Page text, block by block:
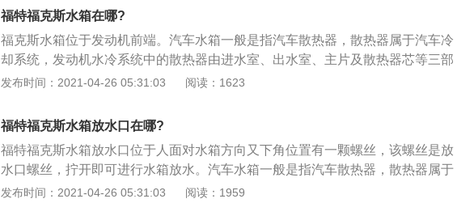
嘶嘶声，等到声音消失后再打开；2、将适量的冷却液加注在冷却液膨胀罐内，
达到膨胀罐MAX和MIN刻度之间的位置；3、在冷却液膨胀罐盖打开的情况下，
启动发动机；4、启动发动机后，罐内冷却液会慢慢减少，这时候再添加适量的
冷却液到膨胀罐内，直至液面达到冷却液膨胀罐MAX和MIN度之间的位置；5、
重新装上盖子，确保压力盖用手拧紧并完全入位。
福特福克斯水箱在哪?
福克斯水箱位于发动机前端。汽车水箱一般是指汽车散热器，散热器属于汽车冷
却系统，发动机水冷系统中的散热器由进水室、出水室、主片及散热器芯等三部
分构成。汽车水箱加水步骤如下：1、逆时针方向转动压力盖，如果听到嘶嘶
膨胀罐MAX和MIN刻度之间的位置；3、在冷却液膨胀罐盖打开的情况下，启动
发动机；4、启动发动机后，罐内冷却液会慢慢减少，这时候再添加适量的冷却
液到膨胀罐内，直至液面达到冷却液膨胀罐MAX和MIN度之间的位置；5、重新
装上盖子，确保压力盖用手拧紧并完全入位。
发布时间：2021-04-26 05:31:03 阅读：1623
福特福克斯水箱放水口在哪?
福特福克斯水箱放水口位于人面对水箱方向又下角位置有一颗螺丝，该螺丝是放
水口螺丝，拧开即可进行水箱放水。汽车水箱一般是指汽车散热器，散热器属于
汽车冷却系统，发动机水冷系统中的散热器由进水室、出水室、主片及散热器芯
发布时间：2021-04-26 05:31:03 阅读：1959